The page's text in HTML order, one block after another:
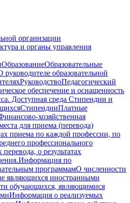
организации
и органы управления
ОбразованиеОбразовательные
руководителе образовательной
РуководствоПедагогический
обеспечение и оснащенность
Доступная среда Стипендии и
СтипендииПлатные
хозяйственная
для приема (перевода)
приема по каждой профессии, по
профессионального
перевода, о результатах
Информация по
программамО численности
являющихся иностранными
обучающихся, являющимися
Информация о реализуемых